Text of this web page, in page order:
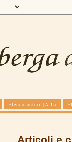
Elenco autori (A-L)
Articoli e